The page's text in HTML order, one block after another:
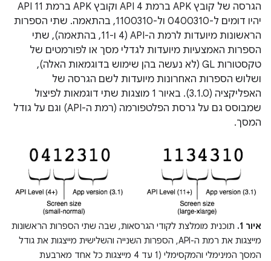
הגרסה של קובץ APK ברמת API 4 וקובץ APK ברמת API 11
יהיו דומים ל-0400310 ול-1100310, בהתאמה. שתי הספרות
הראשונות מיועדות לרמת ה-API (4 ו-11, בהתאמה), שתי
הספרות האמצעיות מיועדות לגדלי מסך או לפורמטים של
טקסטורות GL (לא נעשה בהן שימוש בדוגמאות האלה),
ושלוש הספרות האחרונות מיועדות לשם הגרסה של
האפליקציה (3.1.0). באיור 1 מוצגות שתי דוגמאות לפיצול
שמבוסס גם על גרסת הפלטפורמה (רמת ה-API) וגם על גודל
המסך.
איור 1.
תוכנית מומלצת לקודי הגרסאות, שבה שתי הספרות הראשונות
מייצגות את רמת ה-API, הספרות השנייה והשלישית מייצגות את גודל
המסך המינימלי והמקסימלי (1 עד 4 מייצגות כל אחד מארבעת